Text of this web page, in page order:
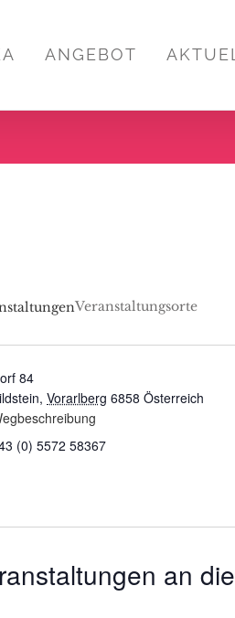
ANGEBOT
Veranstaltungsorte
84
, Vorarlberg 6858 Österreich
(0) 5572 58367
an